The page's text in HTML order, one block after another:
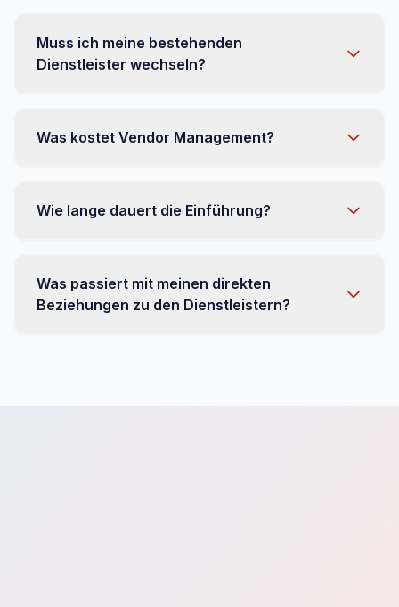
Muss ich meine bestehenden
Dienstleister wechseln?
Was kostet Vendor Management?
Wie lange dauert die Einführung?
Was passiert mit meinen direkten
Beziehungen zu den Dienstleistern?